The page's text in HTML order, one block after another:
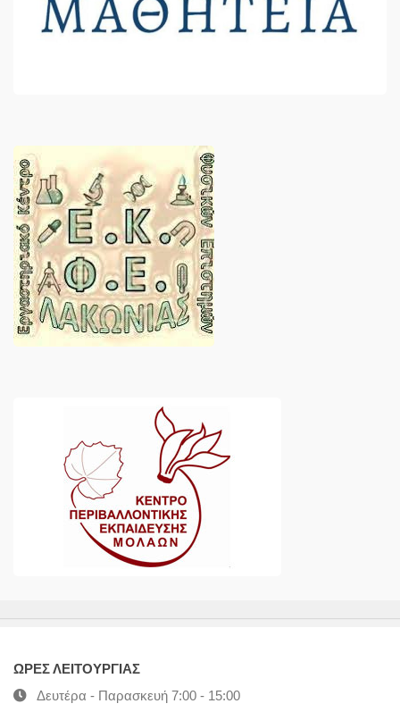
ΩΡΕΣ ΛΕΙΤΟΥΡΓΙΑΣ
Δευτέρα - Παρασκευή 7:00 - 15:00